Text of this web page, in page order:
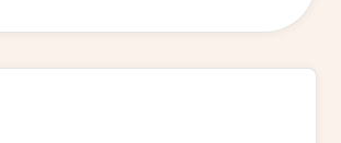
utiliserez des produits frais et
normes d'hygiène et de sécurité
Un bon sens du service client et